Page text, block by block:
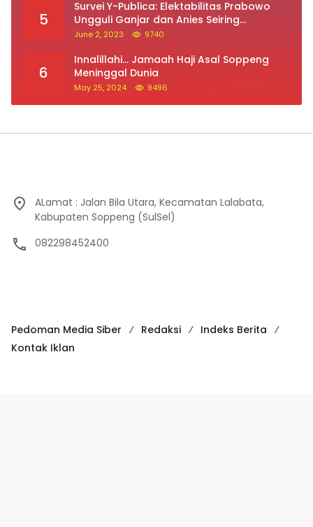
6
Meninggal Dunia
May 25, 2024 9496